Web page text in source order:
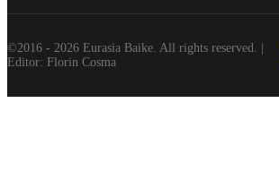
©2016 - 2026 Eurasia Baike. All rights reserved. |
Editor: Florin Cosma